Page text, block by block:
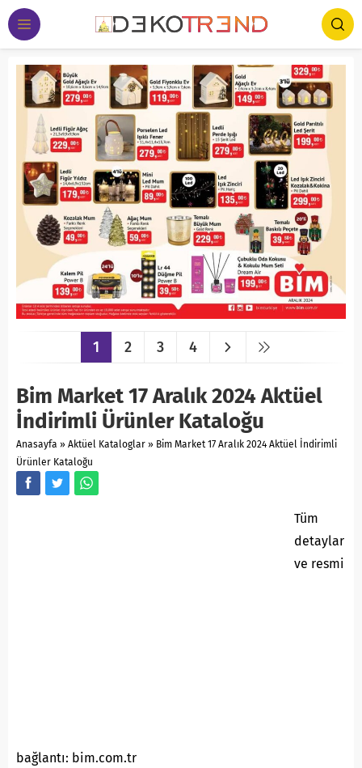
1 2 3 4
Bim Market 17 Aralık 2024 Aktüel
İndirimli Ürünler Kataloğu
Anasayfa » Aktüel Kataloglar » Bim Market 17 Aralık 2024 Aktüel İndirimli
Ürünler Kataloğu
Tüm
detaylar
ve resmi
bağlantı: bim.com.tr